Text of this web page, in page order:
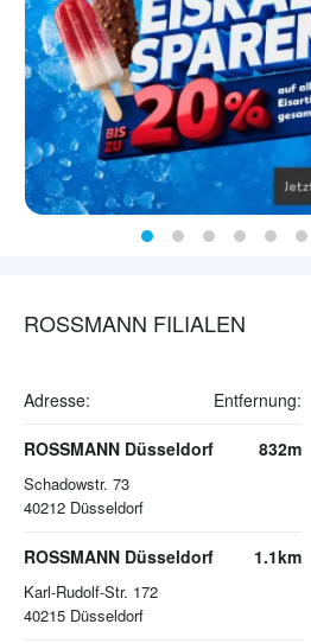
ROSSMANN FILIALEN
Adresse: Entfernung:
ROSSMANN Düsseldorf
Schadowstr. 73
40212 Düsseldorf
832m
ROSSMANN Düsseldorf
Karl-Rudolf-Str. 172
40215 Düsseldorf
1.1km